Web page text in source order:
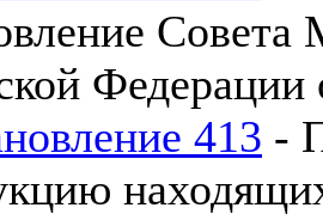
Совета
413 -